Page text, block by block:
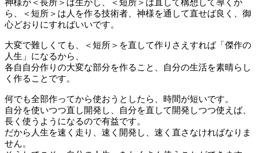
神様が＜長所＞は生かし、＜短所＞は直して構想して導くか
ら、＜短所＞は人を作る技術者、神様を通して直せば良く、御
心どおりにすればいいです。
大変で難しくても、＜短所＞を直して作りさえすれば「傑作の
人生」になるから、
各自自分作りの大変な部分を作ること、自分の生活を素晴らし
く作ることです。
何でも全部作ってから使おうとしたら、時間が短いです。
自分を使いつつ直し開発し、自分を直して開発しつつ使えば、
長く使うようになるので有益です。
だから人生を速く走り、速く開発し、速く直さなければなりま
せん。